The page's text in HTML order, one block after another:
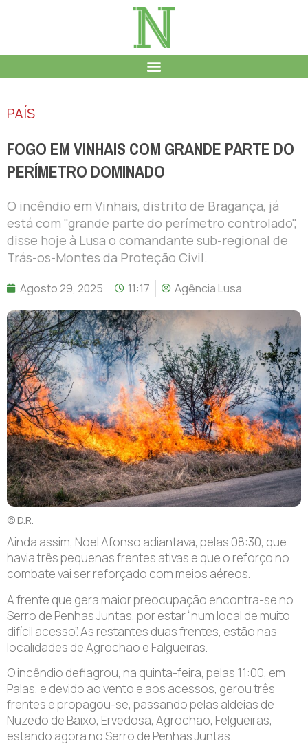
PAÍS
FOGO EM VINHAIS COM GRANDE PARTE DO
PERÍMETRO DOMINADO
O incêndio em Vinhais, distrito de Bragança, já
está com "grande parte do perímetro controlado",
disse hoje à Lusa o comandante sub-regional de
Trás-os-Montes da Proteção Civil.
Agosto 29, 2025 11:17 Agência Lusa
© D.R.
Ainda assim, Noel Afonso adiantava, pelas 08:30, que
havia três pequenas frentes ativas e que o reforço no
combate vai ser reforçado com meios aéreos.
A frente que gera maior preocupação encontra-se no
Serro de Penhas Juntas, por estar “num local de muito
difícil acesso”. As restantes duas frentes, estão nas
localidades de Agrochão e Falgueiras.
O incêndio deflagrou, na quinta-feira, pelas 11:00, em
Palas, e devido ao vento e aos acessos, gerou três
frentes e propagou-se, passando pelas aldeias de
Nuzedo de Baixo, Ervedosa, Agrochão, Felgueiras,
estando agora no Serro de Penhas Juntas.